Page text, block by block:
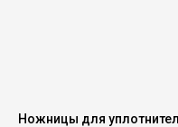
Ножницы для